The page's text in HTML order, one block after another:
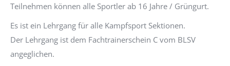
Teilnehmen können alle Sportler ab 16 Jahre / Grüngurt.
Es ist ein Lehrgang für alle Kampfsport Sektionen.
Der Lehrgang ist dem Fachtrainerschein C vom BLSV
angeglichen.